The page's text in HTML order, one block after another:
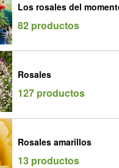
Los rosales del
82 productos
Rosales
127 productos
Rosales amarillos
13 productos